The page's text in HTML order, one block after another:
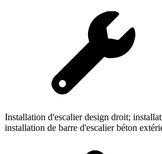
Installation d'escalier design droit;
installation de barre d'escalier béton